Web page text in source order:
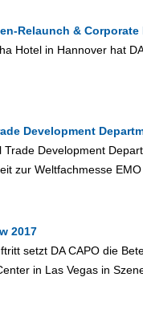
Relaunch & Corporate
Hotel in Hannover hat
Development
Trade Development
zur Weltfachmesse
2017
setzt DA CAPO die
in Las Vegas in